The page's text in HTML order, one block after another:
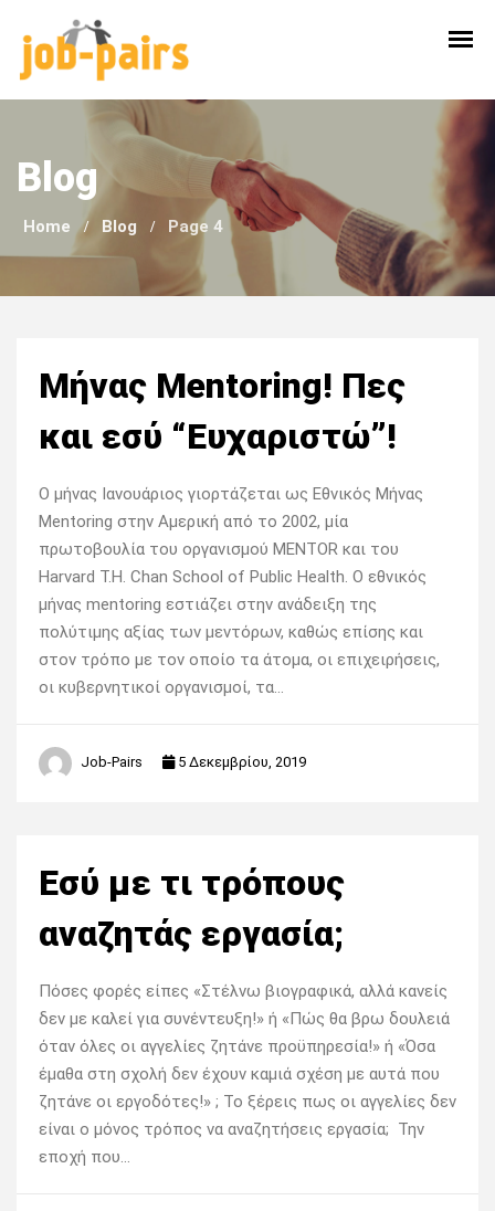
content
Blog
Home Blog Page 4
Blog
Μήνας Mentoring! Πες
και εσύ “Ευχαριστώ”!
Ο μήνας Ιανουάριος γιορτάζεται ως Εθνικός Μήνας
Mentoring στην Αμερική από το 2002, μία
πρωτοβουλία του οργανισμού MENTOR και του
Harvard T.H. Chan School of Public Health. Ο εθνικός
μήνας mentoring εστιάζει στην ανάδειξη της
πολύτιμης αξίας των μεντόρων, καθώς επίσης και
στον τρόπο με τον οποίο τα άτομα, οι επιχειρήσεις,
οι κυβερνητικοί οργανισμοί, τα…
Job-Pairs 5 Δεκεμβρίου, 2019
Εσύ με τι τρόπους
αναζητάς εργασία;
Πόσες φορές είπες «Στέλνω βιογραφικά, αλλά κανείς
δεν με καλεί για συνέντευξη!» ή «Πώς θα βρω δουλειά
όταν όλες οι αγγελίες ζητάνε προϋπηρεσία!» ή «Όσα
έμαθα στη σχολή δεν έχουν καμιά σχέση με αυτά που
ζητάνε οι εργοδότες!» ; Το ξέρεις πως οι αγγελίες δεν
είναι ο μόνος τρόπος να αναζητήσεις εργασία; Την
εποχή που…